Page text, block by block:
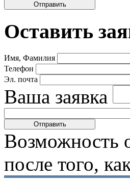
Оставить
Имя, Фамилия
Телефон
Эл. почта
Ваша заявка
Возможность
после того,